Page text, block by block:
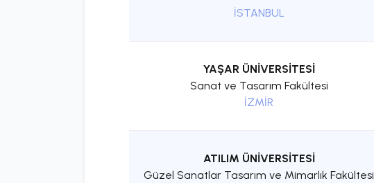
İSTANBUL
YAŞAR ÜNİVERSİTESİ
Sanat ve Tasarım Fakültesi
İZMİR
ATILIM ÜNİVERSİTESİ
Güzel Sanatlar Tasarım ve Mimarlık Fakültesi